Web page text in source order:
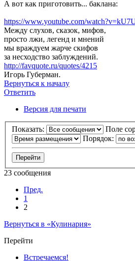
А вот как приготовить... баклана:
https://www.youtube.com/
Между слухов, сказок, мифов,
просто лжи, легенд и мнений
мы враждуем жарче скифов
за несходство заблуждений.
http://favquote.ru/quotes/4215
Игорь Губерман.
Вернуться к началу
Ответить
Версия для печати
Показать:
Поле
Порядок:
23 сообщения
Пред.
1
2
Вернуться в «Кулинария»
Перейти
Встречаемся!